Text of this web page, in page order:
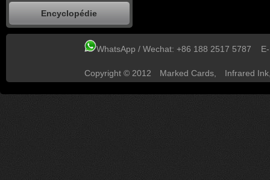
Encyclopédie
WhatsApp / Wechat: +86 188 2517 5787
Copyright © 2012 Marked Cards Infrared Ink